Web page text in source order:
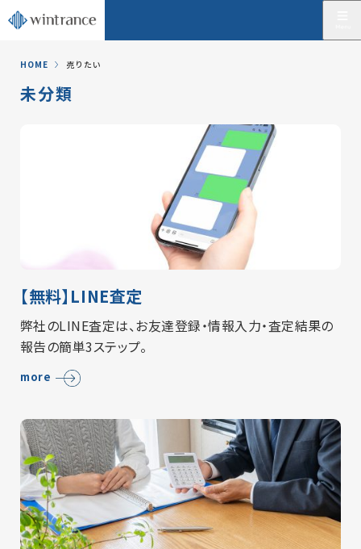
HOME 売りたい
未分類
【無料】LINE査定
弊社のLINE査定は、お友達登録・情報入力・査定結果の
報告の簡単3ステップ。
more